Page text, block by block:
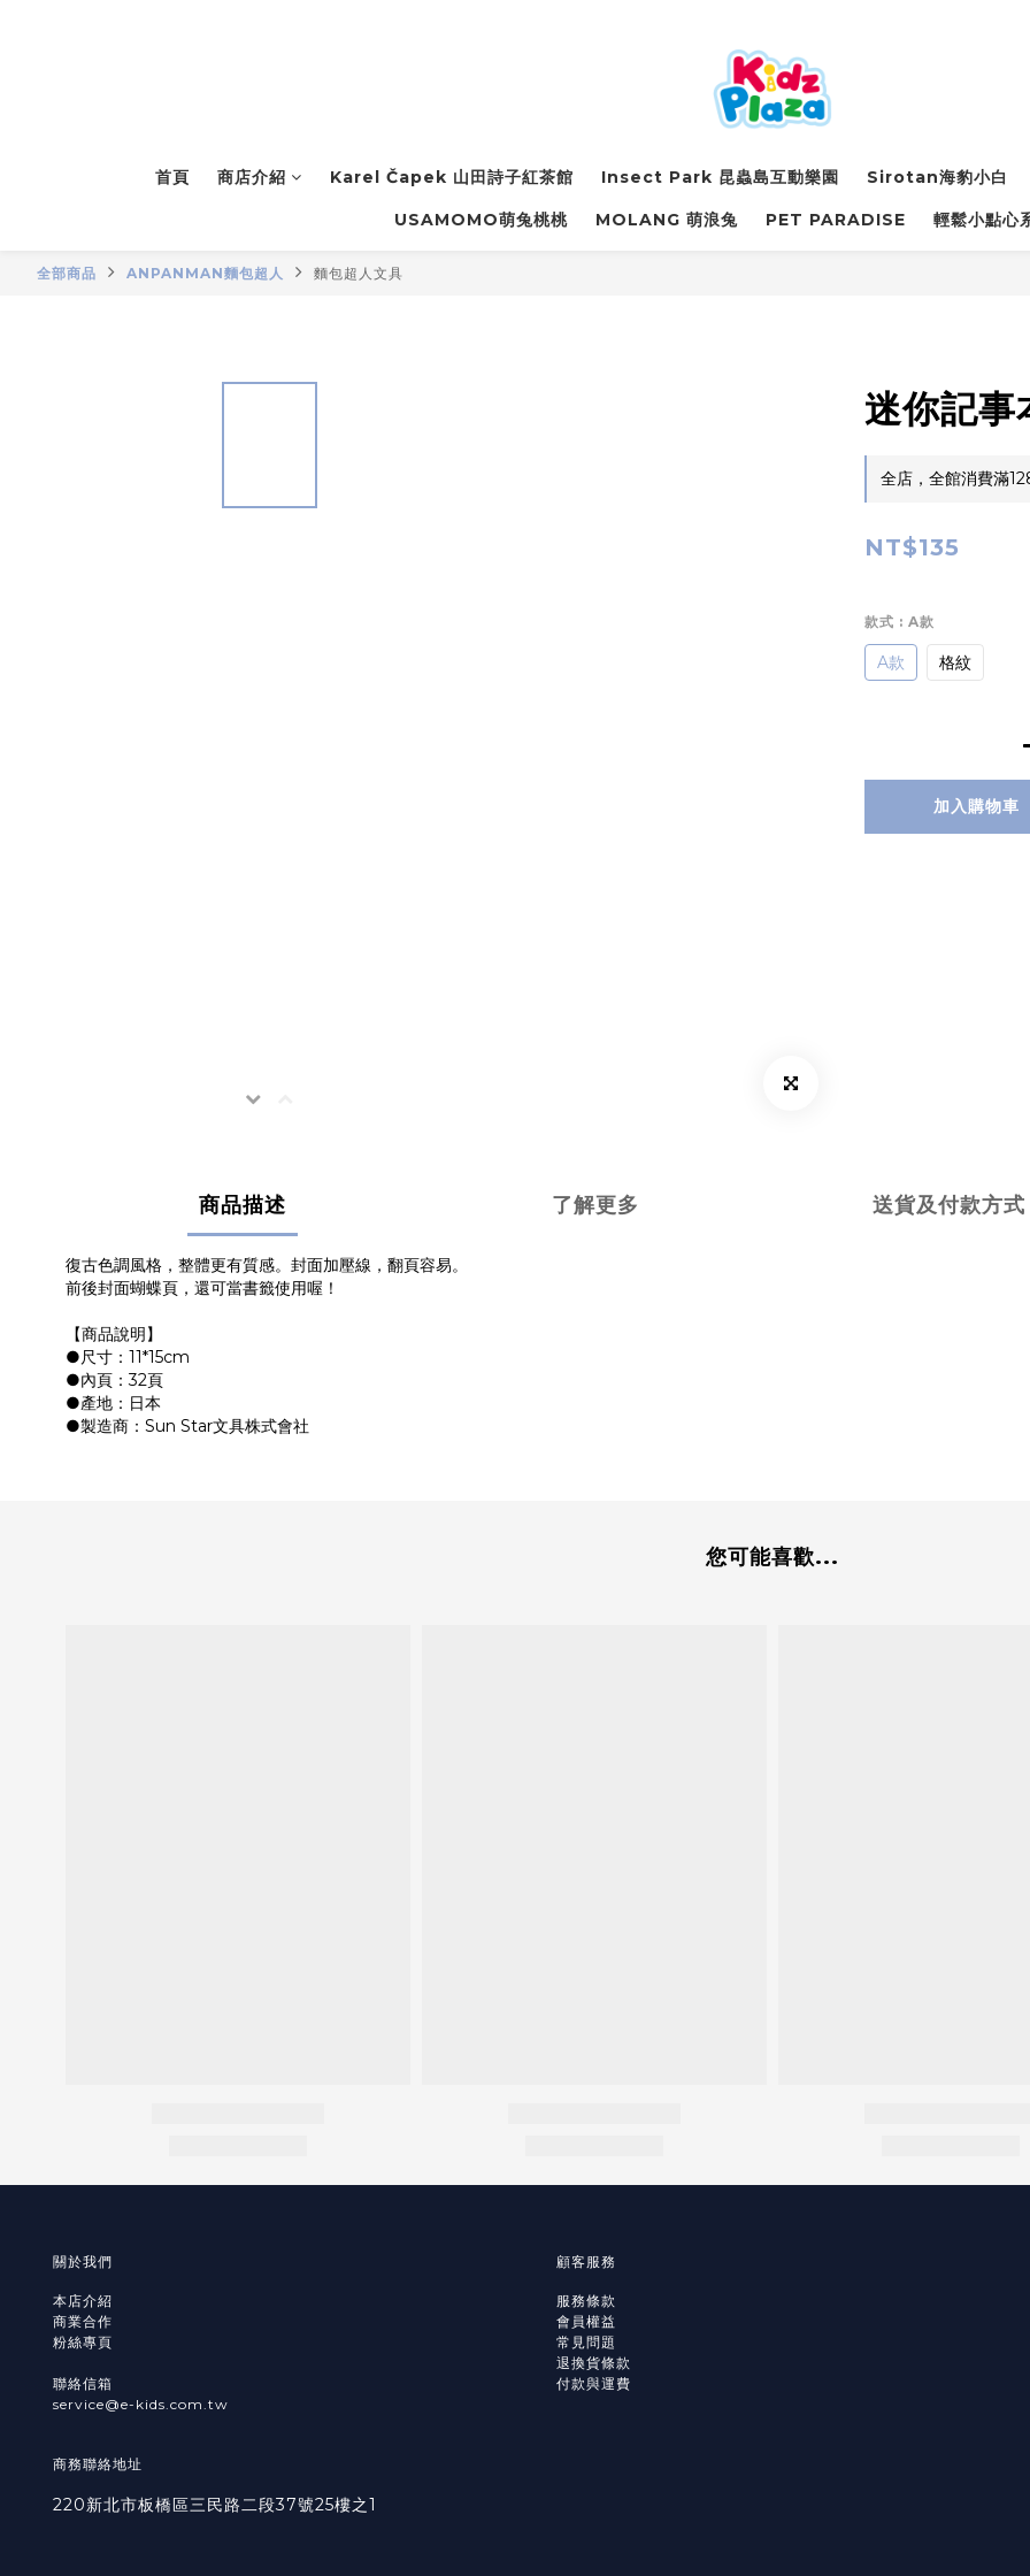
首頁 商店介紹 Karel Čapek 山田詩子紅茶館 Insect Park 昆蟲島互動樂園 Sirotan海豹小白
USAMOMO萌兔桃桃 MOLANG 萌浪兔 PET PARADISE 輕鬆小點心
全部商品 ANPANMAN麵包超人 麵包超人文具
迷你記
全店，全館消費滿
NT$135
款式 : A款
A款 格紋
加入購物車
商品描述 了解更多 送貨及付款方式
復古色調風格，整體更有質感。封面加壓線，翻頁容易。
前後封面蝴蝶頁，還可當書籤使用喔！
【商品說明】
●尺寸：11*15cm
●內頁：32頁
●產地：日本
●製造商：Sun Star文具株式會社
您可能喜歡...
關於我們
本店介紹
商業合作
粉絲專頁
聯絡信箱
service@e-kids.com.tw
商務聯絡地址
220新北市板橋區三民路二段37號25樓之1
顧客服務
服務條款
會員權益
常見問題
退換貨條款
付款與運費